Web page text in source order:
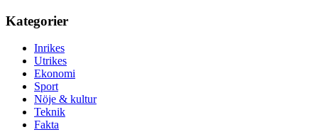
Kategorier
Inrikes
Utrikes
Ekonomi
Sport
Nöje & kultur
Teknik
Fakta